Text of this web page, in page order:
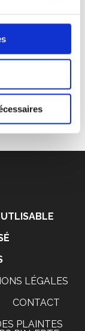
affiches sur le
là pour vous
et la mise
vous
du début
LÉGALES
CONTACT
PLAINTES